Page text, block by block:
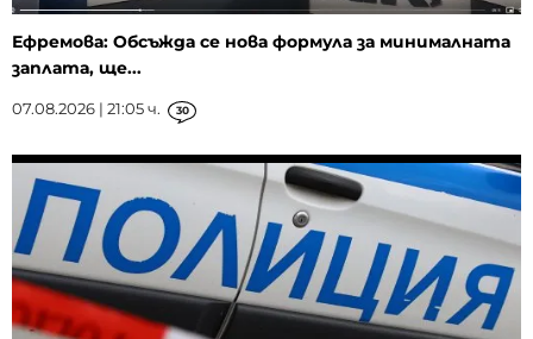
Ефремова: Обсъжда се нова формула за минималната
заплата, ще...
07.08.2026 | 21:05 ч. 30